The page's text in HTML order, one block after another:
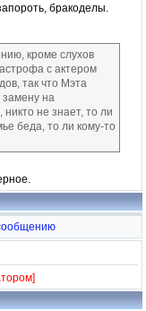
бракоделы.
кроме слухов
с актером
так что Мэта
замену на
не знает, то ли
беда, то ли кому-то